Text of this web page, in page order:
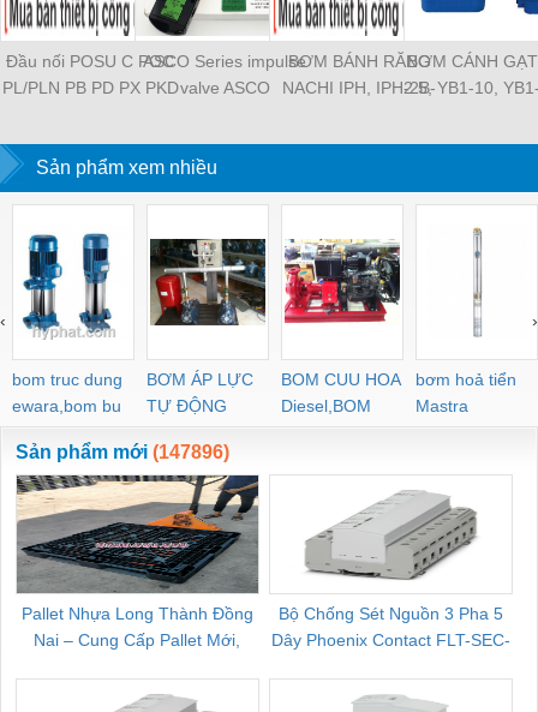
Đầu nối POSU C POC
PL/PLN PB PD PX PKD
PLF PMF PTL SL SS
SCA SAFS SASF HVFS
HVSF PU PV PE PY
HVFF PLJ PYJ PP PG
PEG PW PGJ PPGJ
PYJW SL-C PC-C
POC-C PL-C
ASCO Series impulse
valve ASCO
SCG353A044 ASCO
SCG353A047 ASCO
SCG353A050 ASCO
SXE353.060
BƠM BÁNH RĂNG
NACHI IPH, IPH-2B-
IPH-2A-5-11, IPH-5A-
IPH-5B-50-LT-11, IPH-
100-L-11, IPH-5A-40-
11
BƠM CÁNH
2.5, YB1-10,
100/16 YB1-
YB1-40/12 YB1-
Sản phẩm xem nhiều
bom truc dung
ewara,bom bu
ewara
BƠM ÁP LỰC
TỰ ĐỘNG
BOM CUU HOA
Diesel,BOM
CHUA CHAY
bơm hoả tiển
Mastra
‹ ›
Sản phẩm mới (147896)
Pallet Nhựa Long Thành Đồng
Nai – Cung Cấp Pallet Mới,
Bộ Chống Sét Nguồn 3 Pha 5
Dây Phoenix Contact FLT-SEC-